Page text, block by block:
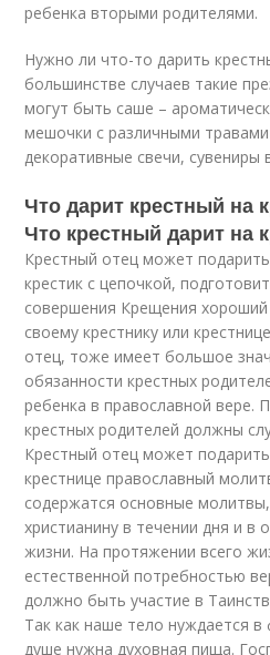
ребенка вторыми родителями.
Нужно ли что-то дарить
большинстве случаев такие
могут быть саше –
мешочки с различными
декоративные свечи, сувениры
Что дарит крестный на
Что крестный дарит на
Крестный отец может
крестик с цепочкой,
совершения Крещения
своему крестнику или
отец, тоже имеет большое
обязанности крестных
ребенка в православной вере.
крестных родителей должны
Крестный отец может
крестнице православный
содержатся основные
христианину в течении дня и
жизни. На протяжении всего
естественной потребностью
должно быть участие в
Так как наше тело нуждается
душе нужна духовная пища.